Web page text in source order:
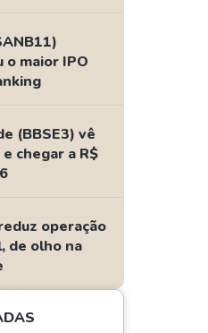
maior IPO
(BBSE3) vê
chegar a R$
operação
de olho na